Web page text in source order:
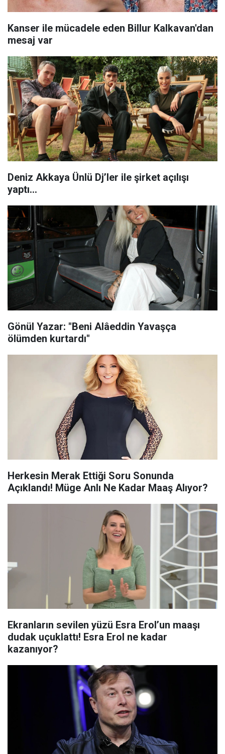
Kanser ile mücadele eden Billur Kalkavan'dan
mesaj var
Deniz Akkaya Ünlü Dj’ler ile şirket açılışı
yaptı...
Gönül Yazar: "Beni Alâeddin Yavaşça
ölümden kurtardı"
Herkesin Merak Ettiği Soru Sonunda
Açıklandı! Müge Anlı Ne Kadar Maaş Alıyor?
Ekranların sevilen yüzü Esra Erol’un maaşı
dudak uçuklattı! Esra Erol ne kadar
kazanıyor?